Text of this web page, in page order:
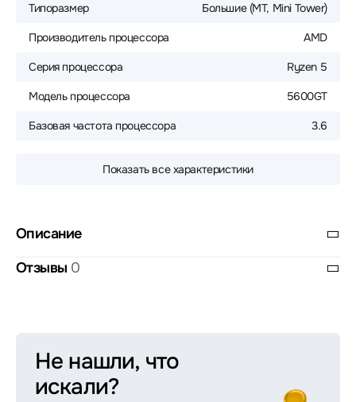
Типоразмер Большие (MT, Mini Tower)
Производитель процессора AMD
Серия процессора Ryzen 5
Модель процессора 5600GT
Базовая частота процессора 3.6
Показать все характеристики
Описание
Отзывы 0
Не нашли, что
искали?